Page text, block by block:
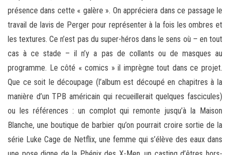
présence dans cette « galère ». On appréciera dans ce passage le
travail de lavis de Perger pour représenter à la fois les ombres et
les textures. Ce n’est pas du super-héros dans le sens où – en tout
cas à ce stade – il n’y a pas de collants ou de masques au
programme. Le côté « comics » il imprègne tout dans ce projet.
Que ce soit le découpage (l’album est découpé en chapitres à la
manière d’un TPB américain qui recueillerait quelques fascicules)
ou les références : un complot qui remonte jusqu’à la Maison
Blanche, une boutique de barbier qu’on pourrait croire sortie de la
série Luke Cage de Netflix, une femme qui s’élève des eaux dans